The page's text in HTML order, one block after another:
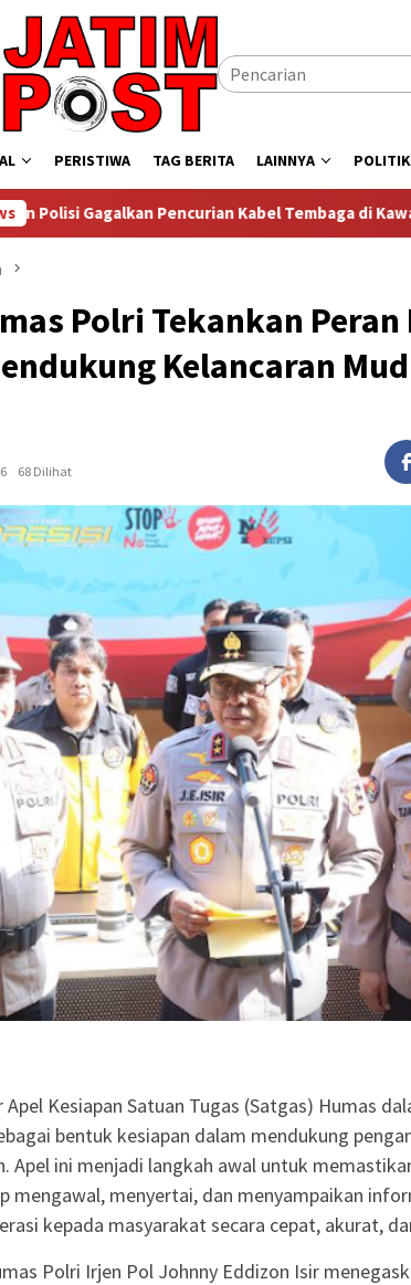
PERISTIWA TAG BERITA LAINNYA POLITIK
Kabel Tembaga di Kawasan Industri Gresik
Polri Tekankan Peran
Kelancaran
68 Dilihat
Kesiapan Satuan Tugas (Satgas) Humas
bentuk kesiapan dalam mendukung
Apel ini menjadi langkah awal untuk
mengawal, menyertai, dan menyampaikan
kepada masyarakat secara cepat, akurat,
Polri Irjen Pol Johnny Eddizon Isir